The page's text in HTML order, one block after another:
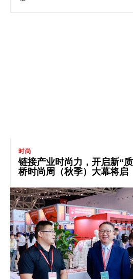
时尚
链接产业时尚力，开启新“
桥时尚周（秋季）大幕将启